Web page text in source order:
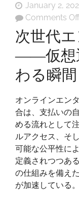
January 2,
Comments Off
次世代
――仮想
わる瞬間
オンラインエン
合は、支払いの
める流れとして
ルアクセス、そ
可能な公平性に
定義されつつあ
の仕組みを備え
が加速している。